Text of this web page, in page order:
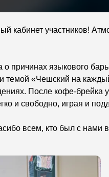
кабинет участников!
о причинах языкового
темой «Чешский на
После кофе-брейка
и свободно, играя и
всем, кто был с нами в